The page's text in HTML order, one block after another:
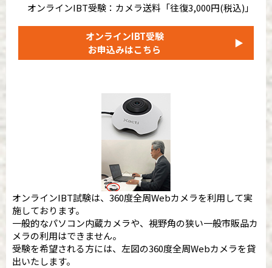
オンラインIBT受験：カメラ送料「往復3,000円(税込)」
オンラインIBT受験
お申込みはこちら
▶
オンラインIBT試験は、360度全周Webカメラを利用して実
施しております。
一般的なパソコン内蔵カメラや、視野角の狭い一般市販品カ
メラの利用はできません。
受験を希望される方には、左図の360度全周Webカメラを貸
出いたします。